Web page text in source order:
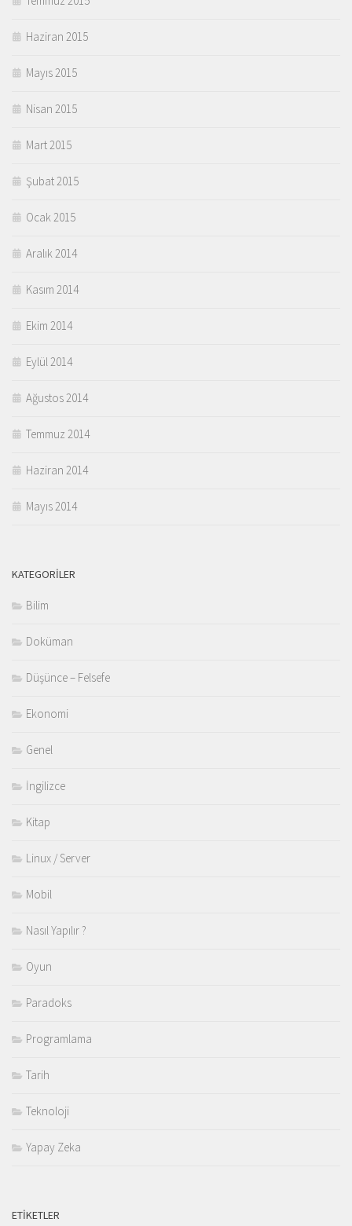
Haziran 2015
Mayıs 2015
Nisan 2015
Mart 2015
Şubat 2015
Ocak 2015
Aralık 2014
Kasım 2014
Ekim 2014
Eylül 2014
Ağustos 2014
Temmuz 2014
Haziran 2014
Mayıs 2014
KATEGORILER
Bilim
Doküman
Düşünce – Felsefe
Ekonomi
Genel
İngilizce
Kitap
Linux / Server
Mobil
Nasıl Yapılır ?
Oyun
Paradoks
Programlama
Tarih
Teknoloji
Yapay Zeka
ETIKETLER